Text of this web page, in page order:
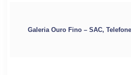
Galeria Ouro Fino – SAC,